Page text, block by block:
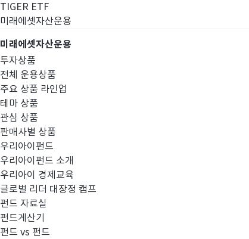
TIGER ETF
미래에셋자산운용
미래에셋자산운용
투자상품
전체 운용상품
주요 상품 라인업
테마 상품
관심 상품
판매사별 상품
우리아이펀드
우리아이펀드 소개
우리아이 경제교육
글로벌 리더 대장정 캠프
펀드 자료실
펀드계산기
펀드 vs 펀드
고난도금융투자상품